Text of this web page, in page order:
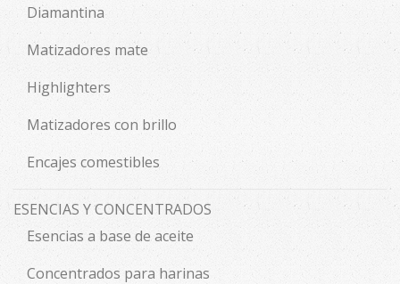
Diamantina
Matizadores mate
Highlighters
Matizadores con brillo
Encajes comestibles
ESENCIAS Y CONCENTRADOS
Esencias a base de aceite
Concentrados para harinas